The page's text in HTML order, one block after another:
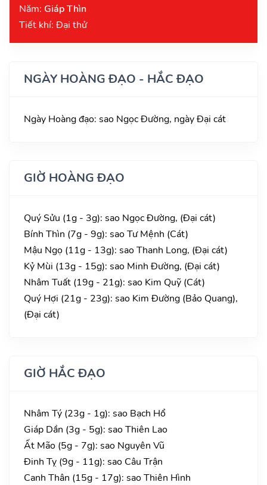
Năm: Giáp Thìn
Tiết khí: Đại thử
NGÀY HOÀNG ĐẠO - HẮC ĐẠO
Ngày Hoàng đạo: sao Ngọc Đường, ngày Đại cát
GIỜ HOÀNG ĐẠO
Quý Sửu (1g - 3g): sao Ngọc Đường, (Đại cát)
Bính Thìn (7g - 9g): sao Tư Mệnh (Cát)
Mậu Ngọ (11g - 13g): sao Thanh Long, (Đại cát)
Kỷ Mùi (13g - 15g): sao Minh Đường, (Đại cát)
Nhâm Tuất (19g - 21g): sao Kim Quỹ (Cát)
Quý Hợi (21g - 23g): sao Kim Đường (Bảo Quang),
(Đại cát)
GIỜ HẮC ĐẠO
Nhâm Tý (23g - 1g): sao Bạch Hổ
Giáp Dần (3g - 5g): sao Thiên Lao
Ất Mão (5g - 7g): sao Nguyên Vũ
Đinh Tỵ (9g - 11g): sao Câu Trận
Canh Thân (15g - 17g): sao Thiên Hình